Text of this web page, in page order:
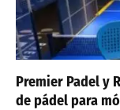
Premier Padel y
de pádel para